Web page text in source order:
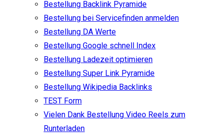
Bestellung Backlink Pyramide
Bestellung bei Servicefinden anmelden
Bestellung DA Werte
Bestellung Google schnell Index
Bestellung Ladezeit optimieren
Bestellung Super Link Pyramide
Bestellung Wikipedia Backlinks
TEST Form
Vielen Dank Bestellung Video Reels zum
Runterladen